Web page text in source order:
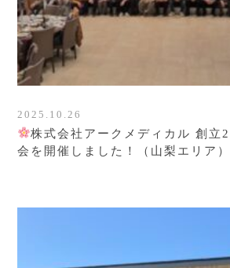
2025.10.26
株式会社アークメディカル 創立
会を開催しました！（山梨エリア）